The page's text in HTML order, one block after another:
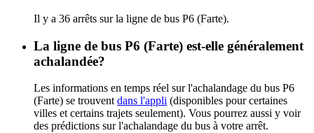
Il y a 36 arrêts sur la ligne de bus P6 (Farte).
La ligne de bus P6 (Farte) est-elle généralement
achalandée?
Les informations en temps réel sur l'achalandage du bus P6
(Farte) se trouvent dans l'appli (disponibles pour certaines
villes et certains trajets seulement). Vous pourrez aussi y voir
des prédictions sur l'achalandage du bus à votre arrêt.